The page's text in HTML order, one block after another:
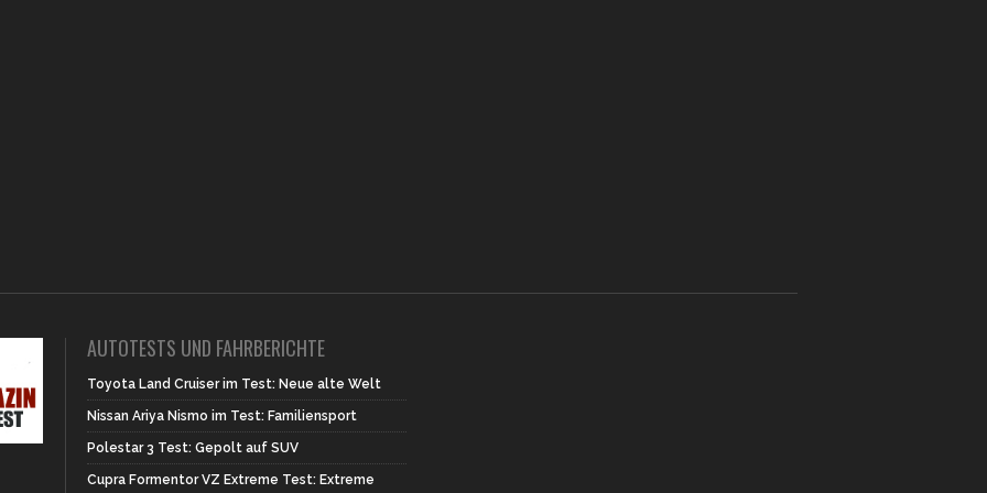
AUTOTESTS UND FAHRBERICHTE
Toyota Land Cruiser im Test: Neue alte Welt
Nissan Ariya Nismo im Test: Familiensport
Polestar 3 Test: Gepolt auf SUV
Cupra Formentor VZ Extreme Test: Extreme